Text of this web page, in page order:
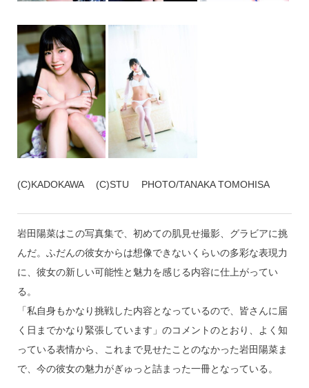
(C)KADOKAWA (C)STU PHOTO/TANAKA TOMOHISA
岩田陽菜はこの写真集で、初めての肌見せ撮影、グラビアに挑
んだ。ふだんの彼女からは想像できないくらいの多彩な表現力
に、彼女の新しい可能性と魅力を感じる内容に仕上がってい
る。
「私自身もかなり挑戦した内容となっているので、皆さんに届
く日までかなり緊張しています」のコメントのとおり、よく知
っている表情から、これまで見せたことのなかった岩田陽菜ま
で、今の彼女の魅力がぎゅっと詰まった一冊となっている。